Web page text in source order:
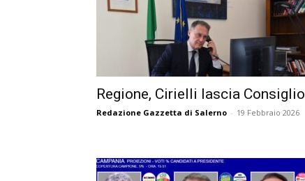
Regione, Cirielli lascia Consiglio
Redazione Gazzetta di Salerno - 19 Febbraio 2026